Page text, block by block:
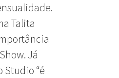
Talita
Já
Studio “é